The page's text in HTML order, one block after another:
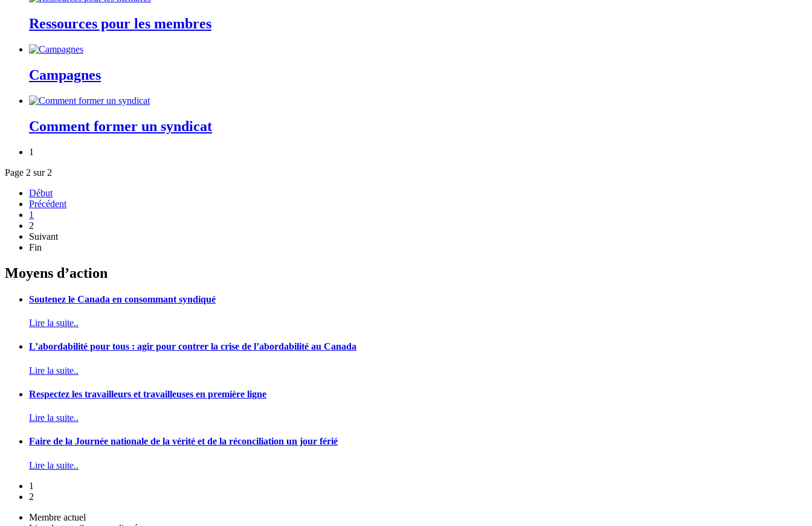
Ressources pour les membres
Campagnes
Comment former un syndicat
1
Page 2 sur 2
Début
Précédent
1
2
Suivant
Fin
Moyens d’action
Soutenez le Canada en consommant syndiqué
Lire la suite..
L’abordabilité pour tous : agir pour contrer la crise de l’abordabilité au Canada
Lire la suite..
Respectez les travailleurs et travailleuses en première ligne
Lire la suite..
Faire de la Journée nationale de la vérité et de la réconciliation un jour férié
Lire la suite..
1
2
Membre actuel